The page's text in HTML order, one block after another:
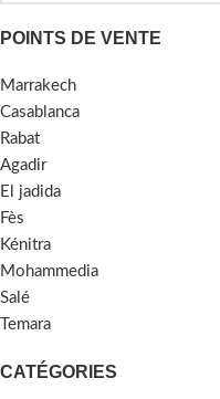
POINTS DE VENTE
Marrakech
Casablanca
Rabat
Agadir
El jadida
Fès
Kénitra
Mohammedia
Salé
Temara
CATÉGORIES